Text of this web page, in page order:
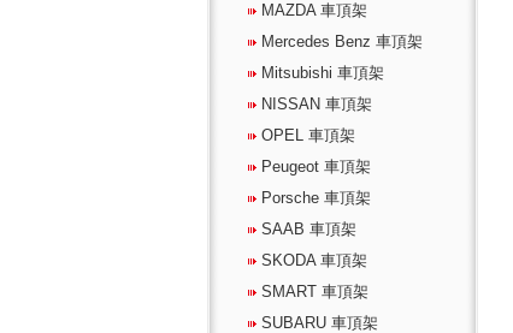
MAZDA 車頂架
Mercedes Benz 車頂架
Mitsubishi 車頂架
NISSAN 車頂架
OPEL 車頂架
Peugeot 車頂架
Porsche 車頂架
SAAB 車頂架
SKODA 車頂架
SMART 車頂架
SUBARU 車頂架